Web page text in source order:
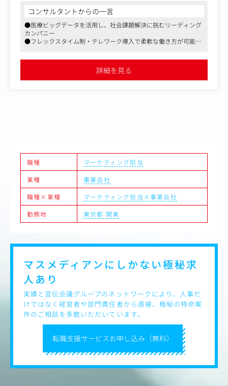
【具体的な業務内容】
・医師・患者を対象とした定性調査（インタビュー）の企
画設計・モデレーター
・リサーチ結果に基づくインサイト抽出および報告書作成
・医療ビッグデータ（レセプトデータ等）を活用した定性
・プロジェクトマネジメント
コンサルタントからの一言
●医療ビッグデータを活用し、社会課題解決に挑むリーディング
カンパニー
●フレックスタイム制・テレワーク導入で柔軟な働き方が可能
詳細を見る
職種
マーケティング担当
業種
事業会社
職種×業種
マーケティング担当×事業会社
勤務地
東京都 関東
転職支援サービスお申し込み（無料）
マスメディアンにしかない極秘求
人あり
実績と宣伝会議グループのネットワークにより、人事だ
けではなく経営者や部門責任者から直接、極秘の特命案
件のご相談を多数いただいています。